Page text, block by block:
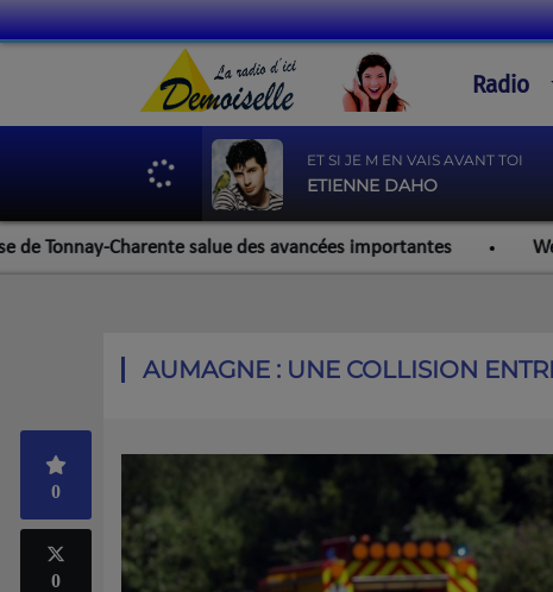
Radio
ET SI JE M EN VAIS AVANT TOI
ETIENNE DAHO
Charente salue des avancées importantes Werzalit
AUMAGNE : UNE COLLISION
0
0